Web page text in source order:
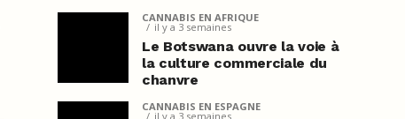
CANNABIS EN AFRIQUE
il y a 3 semaines
Le Botswana ouvre la voie à
la culture commerciale du
chanvre
CANNABIS EN ESPAGNE
il y a 3 semaines